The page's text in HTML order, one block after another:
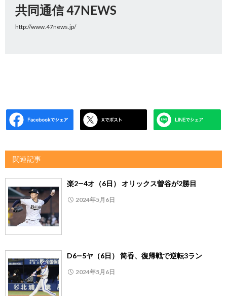
共同通信 47NEWS
http://www.47news.jp/
関連記事
楽2―4オ（6日） オリックス曽谷が2勝目
2024年5月6日
D6―5ヤ（6日） 筒香、復帰戦で逆転3ラン
2024年5月6日